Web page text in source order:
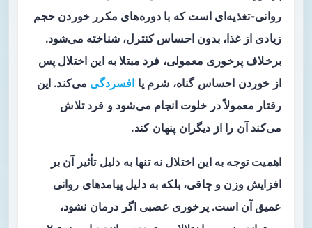
روانی-تغذیه‌ای است که با دوره‌های مکرر خوردن حجم
زیادی از غذا، بدون احساس کنترل، شناخته می‌شود.
برخلاف پرخوری معمولی، فرد مبتلا به این اختلال پس
از خوردن احساس گناه، شرم یا افسردگی می‌کند. این
رفتار معمولاً در خلوت انجام می‌شود و فرد تلاش
می‌کند آن را از دیگران پنهان کند.
اهمیت توجه به این اختلال نه تنها به دلیل تأثیر آن بر
افزایش وزن و چاقی، بلکه به دلیل پیامدهای روانی
عمیق آن است. پرخوری عصبی اگر درمان نشود،